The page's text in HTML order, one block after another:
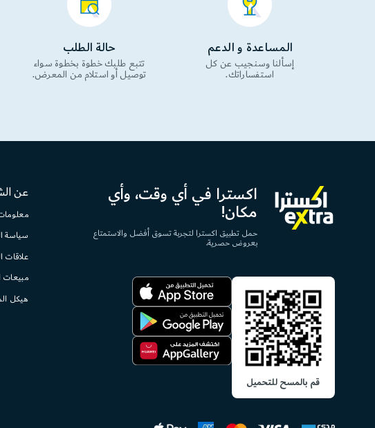
المساعدة و الدعم
إسألنا وسنجيب عن كل
استفساراتك.
حالة الطلب
تتبع طلبك خطوة بخطوة سواء
توصيل أو استلام من المعرض.
اكسترا في أي وقت، وأي
مكان!
حمل تطبيق اكسترا لتجربة تسوق أفضل والاستمتاع
بعروض حصرية.
قم بالمسح للتحميل
عن
سياسة
علاقات
مبيعات
هيكل